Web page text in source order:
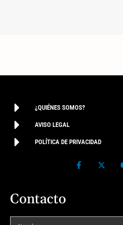
¿QUIÉNES SOMOS?
AVISO LEGAL
POLÍTICA DE PRIVACIDAD
Contacto